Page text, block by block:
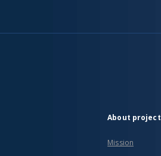
About project
Mission